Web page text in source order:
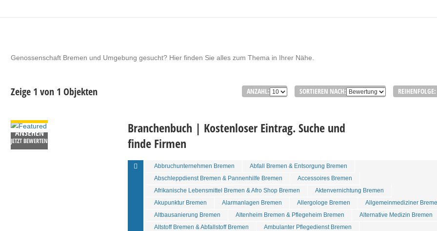
Genossenschaft Bremen und Umgebung gesucht? Hier finden Sie alles zum Thema in Ihrer Nähe.
Zeige 1 von 1 Objekten ANZAHL: SORTIEREN NACH: REIHENFOLGE:
ANSEHEN
JETZT BEWERTEN
Branchenbuch | Kostenloser Eintrag. Suche und
finde Firmen
Abbruchunternehmen Bremen
Abfall Bremen & Entsorgung Bremen
Abschleppdienst Bremen & Pannenhilfe Bremen
Accessoires Bremen
Afrikanische Lebensmittel Bremen & Afro Shop Bremen
Aktenvernichtung Bremen
Akupunktur Bremen
Alarmanlagen Bremen Allergologe Bremen
Allgemeinmediziner
Altbausanierung Bremen
Altenheim Bremen & Pflegeheim Bremen
Alternative Medizin Bremen
Altstoff Bremen & Abfallstoff Bremen
Ambulanter Pflegedienst Bremen